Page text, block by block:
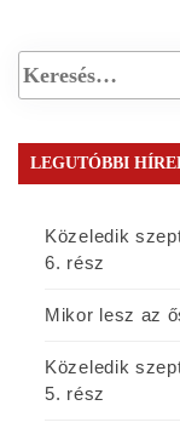
LEGUTÓBBI
Közeledik
6. rész
Mikor lesz az
Közeledik
5. rész